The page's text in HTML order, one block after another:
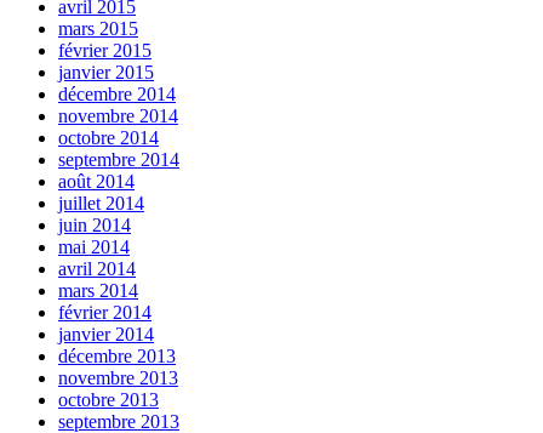
avril 2015
mars 2015
février 2015
janvier 2015
décembre 2014
novembre 2014
octobre 2014
septembre 2014
août 2014
juillet 2014
juin 2014
mai 2014
avril 2014
mars 2014
février 2014
janvier 2014
décembre 2013
novembre 2013
octobre 2013
septembre 2013